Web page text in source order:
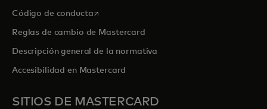
Código de conductase abre en una pestaña nueva
Reglas de cambio de Mastercard
Descripción general de la normativa
Accesibilidad en Mastercard
SITIOS DE MASTERCARD